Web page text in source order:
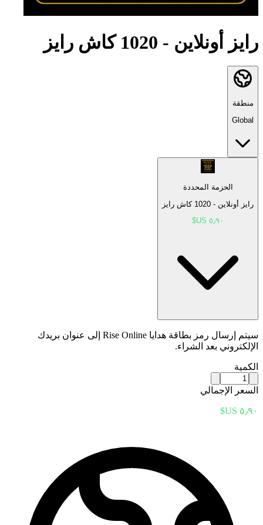
رايز أونلاين - 1020 كاش رايز
منطقة
Global
الحزمة المحددة
رايز أونلاين - 1020 كاش رايز
سيتم إرسال رمز بطاقة هدايا Rise Online إلى عنوان بريدك
الإلكتروني بعد الشراء.
الكمية
السعر الإجمالي